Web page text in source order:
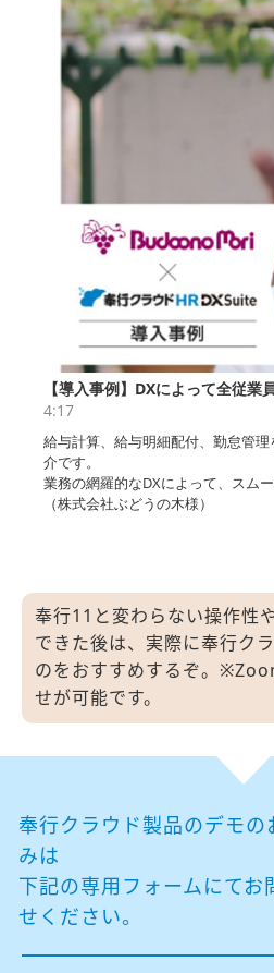
奉行11と変わらない操作性
できた後は、 実際に奉行ク
のをおすすめするぞ。
せが可能です。
奉行クラウド製品のデモの
みは
下記の専⽤フォームにてお
せください。